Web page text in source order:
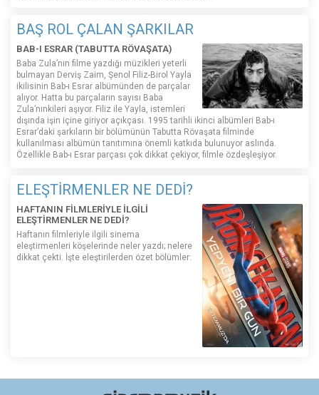
BAŞ ROL ÇALAN ŞARKILAR
BAB-I ESRAR (TABUTTA RÖVAŞATA)
Baba Zula’nın filme yazdığı müzikleri yeterli
bulmayan Derviş Zaim, Şenol Filiz-Birol Yayla
ikilisinin Bab-ı Esrar albümünden de parçalar
alıyor. Hatta bu parçaların sayısı Baba
Zula’nınkileri aşıyor. Filiz ile Yayla, istemleri
dışında işin içine giriyor açıkçası. 1995 tarihli ikinci albümleri Bab-ı
Esrar’daki şarkıların bir bölümünün Tabutta Rövaşata filminde
kullanılması albümün tanıtımına önemli katkıda bulunuyor aslında.
Özellikle Bab-ı Esrar parçası çok dikkat çekiyor, filmle özdeşleşiyor.
ELEŞTİRMENLER NE DEDİ?
HAFTANIN FİLMLERİYLE İLGİLİ
ELEŞTİRMENLER NE DEDİ?
Haftanın filmleriyle ilgili sinema
eleştirmenleri köşelerinde neler yazdı; nelere
dikkat çekti. İşte eleştirilerden özet bölümler: